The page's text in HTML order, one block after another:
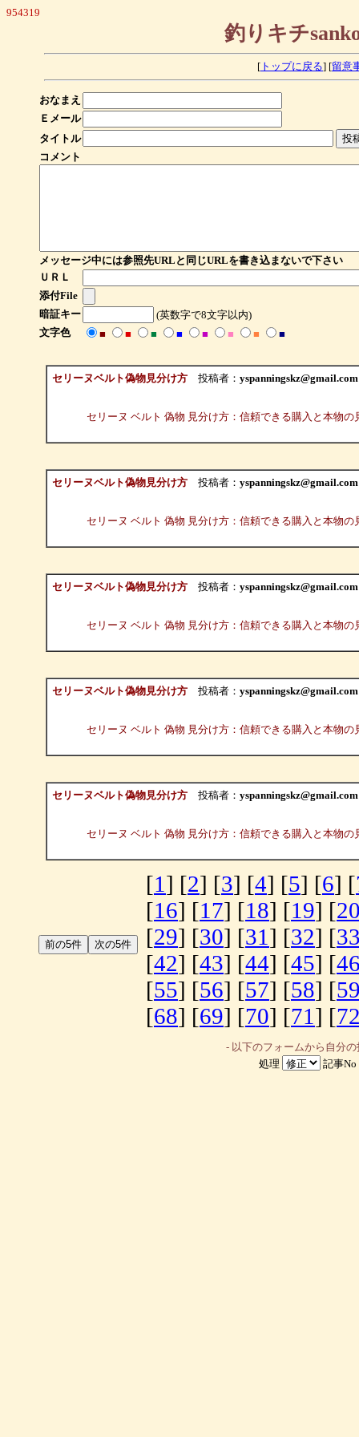
954319
釣りキチ
[ トップに戻る] [留意
おなまえ
Ｅメール
タイトル
コメント
メッセージ中には参照先URLと同じURLを書き込まないで下さい
ＵＲＬ
添付File
暗証キー
(英数字で8文字以内)
文字色
■ ■ ■ ■ ■ ■ ■ ■
セリーヌベルト偽物見分け方投稿者： yspanningskz@gmail.com
セリーヌ ベルト 偽物 見分け方：信頼できる購入と本物の
セリーヌベルト偽物見分け方投稿者： yspanningskz@gmail.com
セリーヌ ベルト 偽物 見分け方：信頼できる購入と本物の
セリーヌベルト偽物見分け方投稿者： yspanningskz@gmail.com
セリーヌ ベルト 偽物 見分け方：信頼できる購入と本物の
セリーヌベルト偽物見分け方投稿者： yspanningskz@gmail.com
セリーヌ ベルト 偽物 見分け方：信頼できる購入と本物の
セリーヌベルト偽物見分け方投稿者： yspanningskz@gmail.com
セリーヌ ベルト 偽物 見分け方：信頼できる購入と本物の
[1 ] [2] [3] [4] [5] [6] [
[16] [17] [18] [19] [
[29] [30] [31 ] [32] [
[42] [43] [44] [45] [
[55] [56] [57] [58] [
[68] [69] [70] [71 ] [
- 以下のフォームから自分
処理
記事No